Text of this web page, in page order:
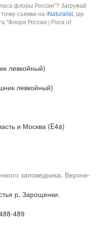
флоры России"? Загружай
съемки на iNaturalist, где
"Флора России | Flora of
левкойный)
левкойный)
и Москва (E4a)
заповедника. Верхне-
р. Зарощенки.
489